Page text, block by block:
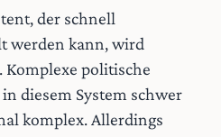
der schnell
werden kann, wird
Komplexe politische
diesem System schwer
komplex. Allerdings